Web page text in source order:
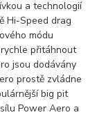
a technologií
Hi-Speed drag
módu
přitáhnout
jsou dodávány
prostě zvládne
big pit
Power Aero a